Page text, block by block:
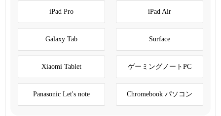
iPad Pro iPad Air
Galaxy Tab Surface
Xiaomi Tablet ゲーミングノートPC
Panasonic Let's note Chromebook パソコン